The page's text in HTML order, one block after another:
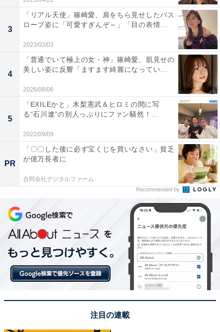
3
「リアル天使」篠崎愛、肩をちら見せしたバス
ローブ姿に「可愛すぎんぞ～」「目の表情...
2023/03/03
4
「普通でいて極上の女・神」篠崎愛、肌見せの
美しい姿に反響「ますます綺麗になってい...
2026/08/06
5
「EXILEかと」木梨憲武＆ヒロミの間に写
る“石川遼”の別人っぷりにファン騒然！...
2022/09/09
PR
「〇〇した後に必ず宝くじを買いなさい」貧乏
が億万長者に
合同会社デジタルファーム
Recommended by
注目の連載